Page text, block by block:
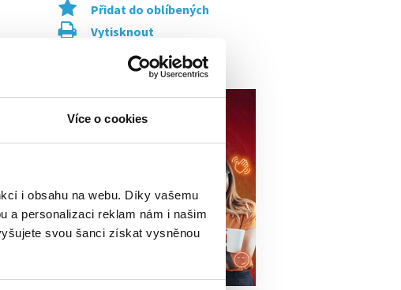
Více o cookies
i obsahu na webu. Díky vašemu
a personalizaci reklam nám i našim
svou šanci získat vysněnou
Přidat do oblíbených
Vytisknout
Upozornit na inzerát